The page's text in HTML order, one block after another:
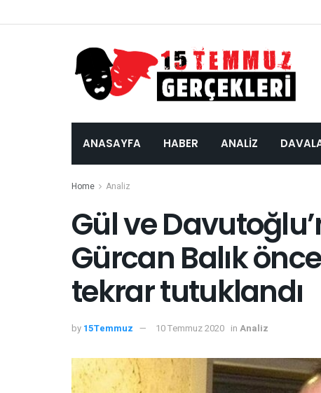
ANASAYFA HABER ANALIZ
Home Analiz
Gül ve
Gürcan Balık
tekrar tutuklandı
by 15Temmuz 10 Temmuz 2020 in Analiz